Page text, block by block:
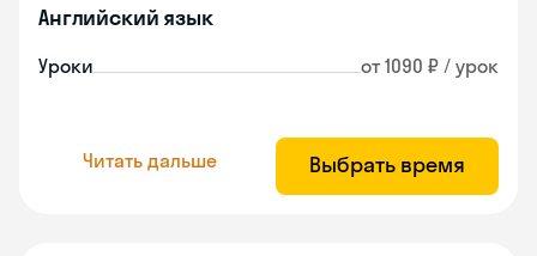
Английский язык
Уроки от 1090 ₽ / урок
Читать дальше Выбрать время